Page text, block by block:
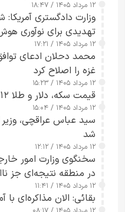
۱۲ مرداد ۱۴۰۵ / ۱۸:۴۷
تهدیدی برای نوآوری
۱۲ مرداد ۱۴۰۵ / ۱۷:۲۱
محمد دحلان ادعای
غزه را اصلاح کرد
۱۲ مرداد ۱۴۰۵ / ۱۵:۲۳
قیمت سکه، دلار و طلا ۱۲ مرداد+ جدول
۱۲ مرداد ۱۴۰۵ / ۱۵:۰۴
سید عباس عراقچی، وزیر
شد
۱۲ مرداد ۱۴۰۵ / ۱۲:۱۲
سخنگوی وزارت امور
در منطقه نتیجه‌ای جز
۱۲ مرداد ۱۴۰۵ / ۱۱:۴۱
بقائی: الان مذاکره‌ای با